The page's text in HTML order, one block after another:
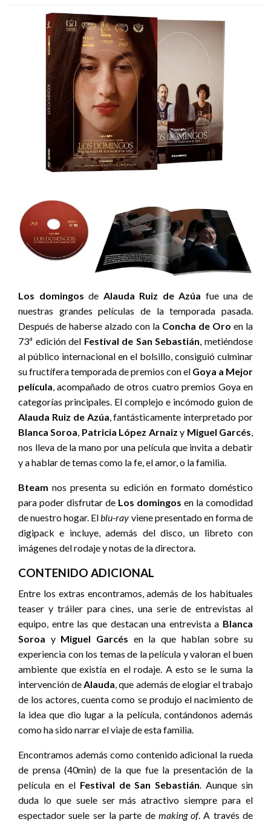
Los domingosde Alauda Ruiz de Azúa fue una de
nuestras grandes películas de la temporada pasada.
Después de haberse alzado con la Concha de Oro en la
73ª edición del Festival de San Sebastián, metiéndose
al público internacional en el bolsillo, consiguió culminar
su fructífera temporada de premios con el Goya a Mejor
película, acompañado de otros cuatro premios Goya en
categorías principales. El complejo e incómodo guion de
Alauda Ruiz de Azúa, fantásticamente interpretado por
Blanca Soroa, Patricia López Arnaiz y Miguel Garcés,
nos lleva de la mano por una película que invita a debatir
y a hablar de temas como la fe, el amor, o la familia.
Bteamnos presenta su edición en formato doméstico
para poder disfrutar de Los domingos en la comodidad
de nuestro hogar. Elblu-ray viene presentado en forma de
digipack e incluye, además del disco, un libreto con
imágenes del rodaje y notas de la directora.
CONTENIDO ADICIONAL
Entre los extras encontramos, además de los habituales
teaser y tráiler para cines, una serie de entrevistas al
equipo, entre las que destacan una entrevista a Blanca
Soroa y Miguel Garcés en la que hablan sobre su
experiencia con los temas de la película y valoran el buen
ambiente que existía en el rodaje. A esto se le suma la
intervención deAlauda, que además de elogiar el trabajo
de los actores, cuenta como se produjo el nacimiento de
la idea que dio lugar a la película, contándonos además
como ha sido narrar el viaje de esta familia.
Encontramos además como contenido adicional la rueda
de prensa (40min) de la que fue la presentación de la
película en el Festival de San Sebastián. Aunque sin
duda lo que suele ser más atractivo siempre para el
espectador suele ser la parte de making of. A través de